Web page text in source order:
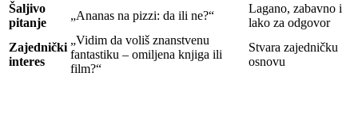
Šaljivo
pitanje
„Ananas na pizzi: da ili ne?“
Lagano, zabavno i
lako za odgovor
Zajednički
interes
„Vidim da voliš znanstvenu
fantastiku – omiljena knjiga ili
film?“
Stvara zajedničku
osnovu